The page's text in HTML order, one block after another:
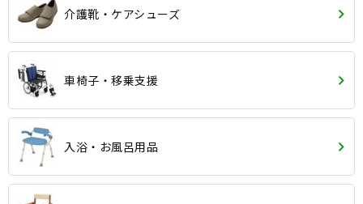
介護靴・ケアシューズ
車椅子・移乗支援
入浴・お風呂用品